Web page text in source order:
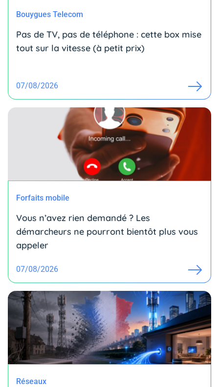
Bouygues Telecom
Pas de TV, pas de téléphone : cette box mise
tout sur la vitesse (à petit prix)
07/08/2026
Forfaits mobile
Vous n’avez rien demandé ? Les
démarcheurs ne pourront bientôt plus vous
appeler
07/08/2026
Réseaux